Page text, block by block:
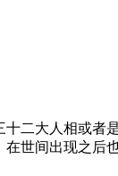
大人相或者
世间出现之